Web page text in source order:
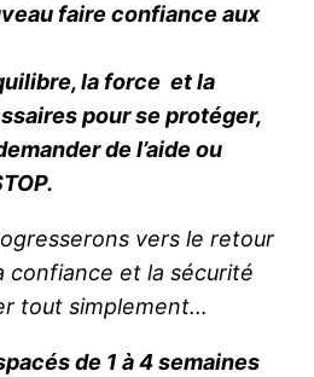
faire confiance aux
la force et la
pour se protéger,
de l’aide ou
vers le retour
confiance et la sécurité
tout simplement…
de 1 à 4 semaines